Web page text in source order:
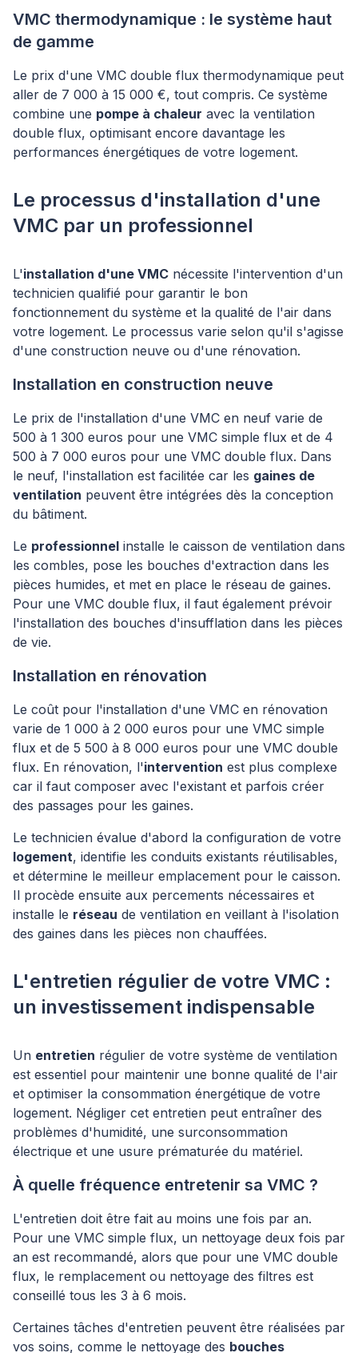
VMC thermodynamique : le système haut
de gamme
Le prix d'une VMC double flux thermodynamique peut
aller de 7 000 à 15 000 €, tout compris. Ce système
combine une pompe à chaleur avec la ventilation
double flux, optimisant encore davantage les
performances énergétiques de votre logement.
Le processus d'installation d'une
VMC par un professionnel
L'installation d'une VMC nécessite l'intervention d'un
technicien qualifié pour garantir le bon
fonctionnement du système et la qualité de l'air dans
votre logement. Le processus varie selon qu'il s'agisse
d'une construction neuve ou d'une rénovation.
Installation en construction neuve
Le prix de l'installation d'une VMC en neuf varie de
500 à 1 300 euros pour une VMC simple flux et de 4
500 à 7 000 euros pour une VMC double flux. Dans
le neuf, l'installation est facilitée car les gaines de
ventilation peuvent être intégrées dès la conception
du bâtiment.
Le professionnel installe le caisson de ventilation dans
les combles, pose les bouches d'extraction dans les
pièces humides, et met en place le réseau de gaines.
Pour une VMC double flux, il faut également prévoir
l'installation des bouches d'insufflation dans les pièces
de vie.
Installation en rénovation
Le coût pour l'installation d'une VMC en rénovation
varie de 1 000 à 2 000 euros pour une VMC simple
flux et de 5 500 à 8 000 euros pour une VMC double
flux. En rénovation, l'intervention est plus complexe
car il faut composer avec l'existant et parfois créer
des passages pour les gaines.
Le technicien évalue d'abord la configuration de votre
logement, identifie les conduits existants réutilisables,
et détermine le meilleur emplacement pour le caisson.
Il procède ensuite aux percements nécessaires et
installe le réseau de ventilation en veillant à l'isolation
des gaines dans les pièces non chauffées.
L'entretien régulier de votre VMC :
un investissement indispensable
Un entretien régulier de votre système de ventilation
est essentiel pour maintenir une bonne qualité de l'air
et optimiser la consommation énergétique de votre
logement. Négliger cet entretien peut entraîner des
problèmes d'humidité, une surconsommation
électrique et une usure prématurée du matériel.
À quelle fréquence entretenir sa VMC ?
L'entretien doit être fait au moins une fois par an.
Pour une VMC simple flux, un nettoyage deux fois par
an est recommandé, alors que pour une VMC double
flux, le remplacement ou nettoyage des filtres est
conseillé tous les 3 à 6 mois.
Certaines tâches d'entretien peuvent être réalisées par
vos soins, comme le nettoyage des bouches